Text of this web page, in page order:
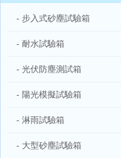
- 步入式砂塵試驗箱
- 耐水試驗箱
- 光伏防塵測試箱
- 陽光模擬試驗箱
- 淋雨試驗箱
- 大型砂塵試驗箱